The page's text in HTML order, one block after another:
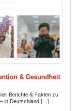
& Gesundheit
Berichte & Fakten zu
in Deutschland […]